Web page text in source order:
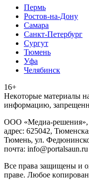
Пермь
Ростов-на-Дону
Самара
Санкт-Петербург
Сургут
Тюмень
Уфа
Челябинск
16+
Heкoтopыe мaтepиaлы
инфopмaцию,
ООО «Медиа-
адрес: 625042,
Тюмень, ул.
почта: info@portalsaun.ru
Вce прaвa зaщищeны и
прaве. Любoe